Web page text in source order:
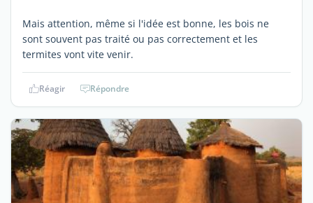
Mais attention, même si l'idée est bonne, les bois ne
sont souvent pas traité ou pas correctement et les
termites vont vite venir.
Réagir Répondre